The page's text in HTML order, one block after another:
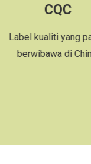
yang paling
di China.